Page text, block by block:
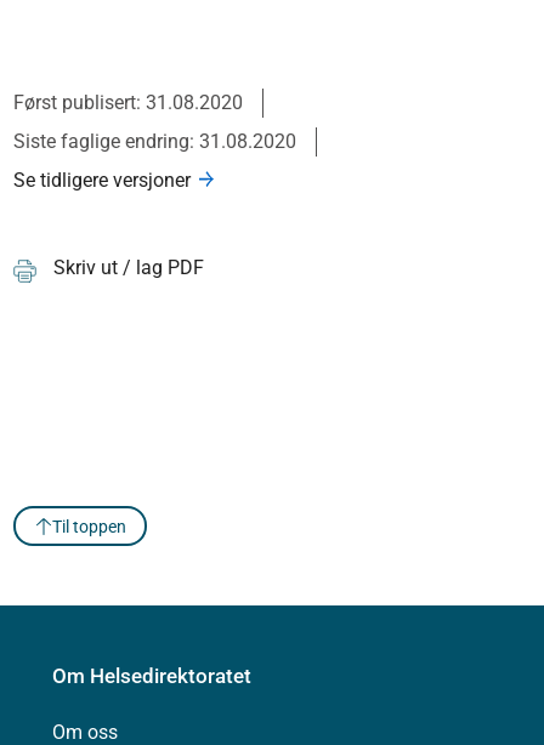
Først publisert: 31.08.2020
Siste faglige endring: 31.08.2020
Se tidligere versjoner
Skriv ut / lag PDF
Til toppen
Om Helsedirektoratet
Om oss